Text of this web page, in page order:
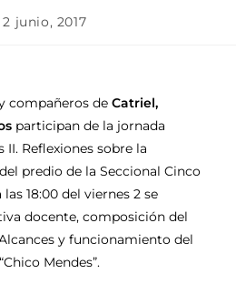
2 junio, 2017
compañeros de Catriel,
participan de la jornada
Reflexiones sobre la
predio de la Seccional Cinco
18:00 del viernes 2 se
docente, composición del
y funcionamiento del
Mendes”.